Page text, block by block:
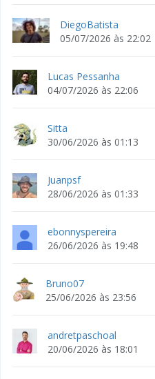
DiegoBatista
05/07/2026 às 22:02
Lucas Pessanha
04/07/2026 às 22:06
Sitta
30/06/2026 às 01:13
Juanpsf
28/06/2026 às 01:33
ebonnyspereira
26/06/2026 às 19:48
Bruno07
25/06/2026 às 23:56
andretpaschoal
20/06/2026 às 18:01